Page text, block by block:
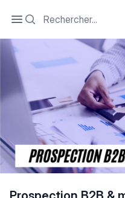
Open sidebar
Search